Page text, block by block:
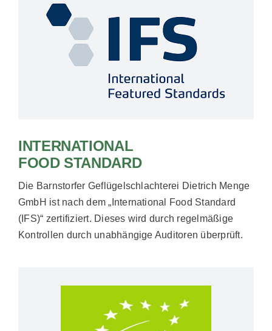
INTERNATIONAL
FOOD STANDARD
Die Barnstorfer Geflügelschlachterei Dietrich Menge
GmbH ist nach dem „International Food Standard
(IFS)“ zertifiziert. Dieses wird durch regelmäßige
Kontrollen durch unabhängige Auditoren überprüft.